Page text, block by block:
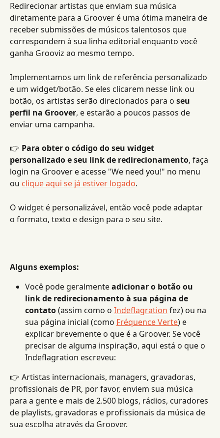
Redirecionar artistas que enviam sua música
diretamente para a Groover é uma ótima maneira de
receber submissões de músicos talentosos que
correspondem à sua linha editorial enquanto você
ganha Grooviz ao mesmo tempo.
Implementamos um link de referência personalizado
e um widget/botão. Se eles clicarem nesse link ou
botão, os artistas serão direcionados para o seu
perfil na Groover, e estarão a poucos passos de
enviar uma campanha.
👉 Para obter o código do seu widget
personalizado e seu link de redirecionamento, faça
login na Groover e acesse "We need you!" no menu
ou clique aqui se já estiver logado.
O widget é personalizável, então você pode adaptar
o formato, texto e design para o seu site.
Alguns exemplos:
Você pode geralmente adicionar o botão ou
link de redirecionamento à sua página de
contato (assim como o Indeflagration fez) ou na
sua página inicial (como Fréquence Verte) e
explicar brevemente o que é a Groover. Se você
precisar de alguma inspiração, aqui está o que o
Indeflagration escreveu:
👉 Artistas internacionais, managers, gravadoras,
profissionais de PR, por favor, enviem sua música
para a gente e mais de 2.500 blogs, rádios, curadores
de playlists, gravadoras e profissionais da música de
sua escolha através da Groover.